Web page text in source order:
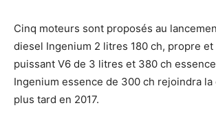
Cinq moteurs sont proposés au
diesel Ingenium 2 litres 180 ch, propre et
puissant V6 de 3 litres et 380 ch
Ingenium essence de 300 ch rejoindra la
plus tard en 2017.